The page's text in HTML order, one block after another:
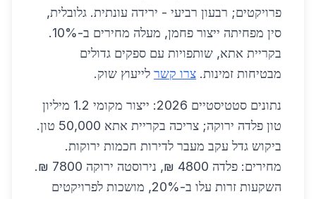
פרויקטים; רבעון רביעי - ירידה עונתית. גלובלית,
סין מפחיתה ייצור פחמן, מעלה מחירים ב-10%.
בקריית אתא, שותפויות עם ספקים גדולים
מבטיחות זמינות. צרו קשר לייעוץ שוק.
נתונים סטטיסטיים 2026: ייצור מקומי 1.2 מיליון
טון פלדה ירוקה; צריכה בקריית אתא 50,000 טון.
ביקוש גדל עקב מעבר לדירות חכמות ירוקות.
מחירים: פלדה 4800 ₪, נירוסטה ירוקה 7800 ₪.
השקעות זרות עלו ב-20%, מושכות לפרויקטים